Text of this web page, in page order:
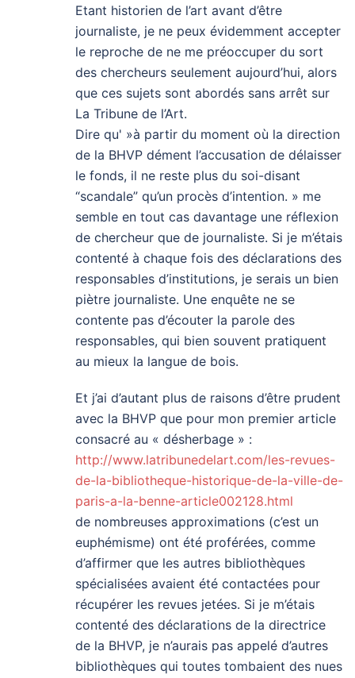
Etant historien de l’art avant d’être
journaliste, je ne peux évidemment accepter
le reproche de ne me préoccuper du sort
des chercheurs seulement aujourd’hui, alors
que ces sujets sont abordés sans arrêt sur
La Tribune de l’Art.
Dire qu' »à partir du moment où la direction
de la BHVP dément l’accusation de délaisser
le fonds, il ne reste plus du soi-disant
“scandale” qu’un procès d’intention. » me
semble en tout cas davantage une réflexion
de chercheur que de journaliste. Si je m’étais
contenté à chaque fois des déclarations des
responsables d’institutions, je serais un bien
piètre journaliste. Une enquête ne se
contente pas d’écouter la parole des
responsables, qui bien souvent pratiquent
au mieux la langue de bois.
Et j’ai d’autant plus de raisons d’être prudent
avec la BHVP que pour mon premier article
consacré au « désherbage » :
http://www.latribunedelart.com/les-revues-
de-la-bibliotheque-historique-de-la-ville-de-
paris-a-la-benne-article002128.html
de nombreuses approximations (c’est un
euphémisme) ont été proférées, comme
d’affirmer que les autres bibliothèques
spécialisées avaient été contactées pour
récupérer les revues jetées. Si je m’étais
contenté des déclarations de la directrice
de la BHVP, je n’aurais pas appelé d’autres
bibliothèques qui toutes tombaient des nues